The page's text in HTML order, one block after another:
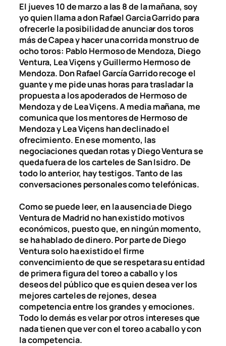
El jueves 10 de marzo a las 8 de la mañana, soy
yo quien llama a don Rafael Garcia Garrido para
ofrecerle la posibilidad de anunciar dos toros
más de Capea y hacer una corrida monstruo de
ocho toros: Pablo Hermoso de Mendoza, Diego
Ventura, Lea Viçens y Guillermo Hermoso de
Mendoza. Don Rafael García Garrido recoge el
guante y me pide unas horas para trasladar la
propuesta a los apoderados de Hermoso de
Mendoza y de Lea Viçens. A media mañana, me
comunica que los mentores de Hermoso de
Mendoza y Lea Viçens han declinado el
ofrecimiento. En ese momento, las
negociaciones quedan rotas y Diego Ventura se
queda fuera de los carteles de San Isidro. De
todo lo anterior, hay testigos. Tanto de las
conversaciones personales como telefónicas.
Como se puede leer, en la ausencia de Diego
Ventura de Madrid no han existido motivos
económicos, puesto que, en ningún momento,
se ha hablado de dinero. Por parte de Diego
Ventura solo ha existido el firme
convencimiento de que se respetara su entidad
de primera figura del toreo a caballo y los
deseos del público que es quien desea ver los
mejores carteles de rejones, desea
competencia entre los grandes y emociones.
Todo lo demás es velar por otros intereses que
nada tienen que ver con el toreo a caballo y con
la competencia.